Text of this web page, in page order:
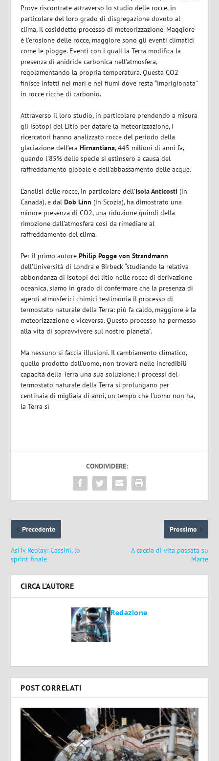
Prove riscontrate attraverso lo studio delle rocce, in
particolare del loro grado di disgregazione dovuto al
clima, il cosiddetto processo di meteorizzazione. Maggiore
è l’erosione delle rocce, maggiore sono gli eventi climatici
come le piogge. Eventi con i quali la Terra modifica la
presenza di anidride carbonica nell’atmosfera,
regolamentando la propria temperatura. Questa CO2
finisce infatti nei mari e nei fiumi dove resta “imprigionata”
in rocce ricche di carbonio.
Attraverso il loro studio, in particolare prendendo a misura
gli isotopi del Litio per datare la meteorizzazione, i
ricercatori hanno analizzato rocce del periodo della
glaciazione dell’eraHirnantiana, 445 milioni di anni fa,
quando l’85% delle specie si estinsero a causa del
raffreddamento globale e dell’abbassamento delle acque.
L’analisi delle rocce, in particolare dell’Isola Anticosti (in
Canada), e dalDob Linn (in Scozia), ha dimostrato una
minore presenza di CO2, una riduzione quindi della
rimozione dall’atmosfera così da rimediare al
raffreddamento del clima.
Per il primo autorePhilip Pogge von Strandmann
dell’Università di Londra e Birbeck “studiando la relativa
abbondanza di isotopi del litio nelle rocce di derivazione
oceanica, siamo in grado di confermare che la presenza di
agenti atmosferici chimici testimonia il processo di
termostato naturale della Terra: più fa caldo, maggiore è la
meteorizzazione e viceversa. Questo processo ha permesso
alla vita di sopravvivere sul nostro pianeta”.
Ma nessuno si faccia illusioni. Il cambiamento climatico,
quello prodotto dall’uomo, non troverà nelle incredibili
capacità della Terra una sua soluzione: i processi del
termostato naturale della Terra si prolungano per
centinaia di migliaia di anni, un tempo che l’uomo non ha,
la Terra sì
CONDIVIDERE:
Precedente
AsiTv Replay: Cassini, lo
sprint finale
Prossimo
A caccia di vita passata su
Marte
CIRCA L'AUTORE
Redazione
POST CORRELATI